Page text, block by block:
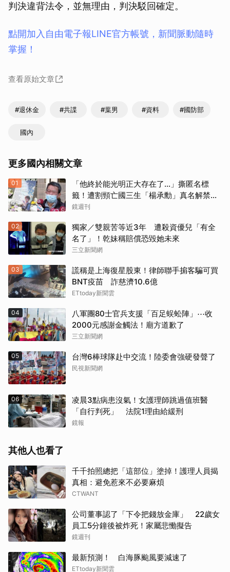
判決違背法令，並無理由，判決駁回確定。
點開加入自由電子報LINE官方帳號，新聞脈動隨時
掌握！
查看原始文章
#退休金 #共諜 #葉男 #資料 #國防部
國內
更多國內相關文章
01
「他終於能光明正大存在了...」撕匿名標
籤！遭割頸亡國三生「楊承勳」真名解禁
乾妹法庭抗辯引眾怒
鏡週刊
02
獨家／雙親苦等近3年 遭殺資優兒「有全
名了」！乾妹稱賠償恐毀她未來
三立新聞網
03
謊稱是上海復星股東！律師聯手掮客騙可買
BNT疫苗 詐慈濟10.6億
ETtoday新聞雲
04
八軍團80士官兵支援「百足蜈蚣陣」⋯收
2000元感謝金觸法！廟方道歉了
三立新聞網
05 台灣6棒球隊赴中交流！陸委會強硬發聲了
民視新聞網
06
凌晨3點病患沒氣！女護理師跳過值班醫
「自行判死」 法院1理由給緩刑
鏡報
其他人也看了
千千拍照總把「這部位」塗掉！護理人員揭
真相：避免惹來不必要麻煩
CTWANT
公司董事認了「下令把錢放金庫」 22歲女
員工5分鐘後被炸死！家屬悲慟擬告
鏡週刊
最新預測！ 白海豚颱風要減速了
ETtoday新聞雲